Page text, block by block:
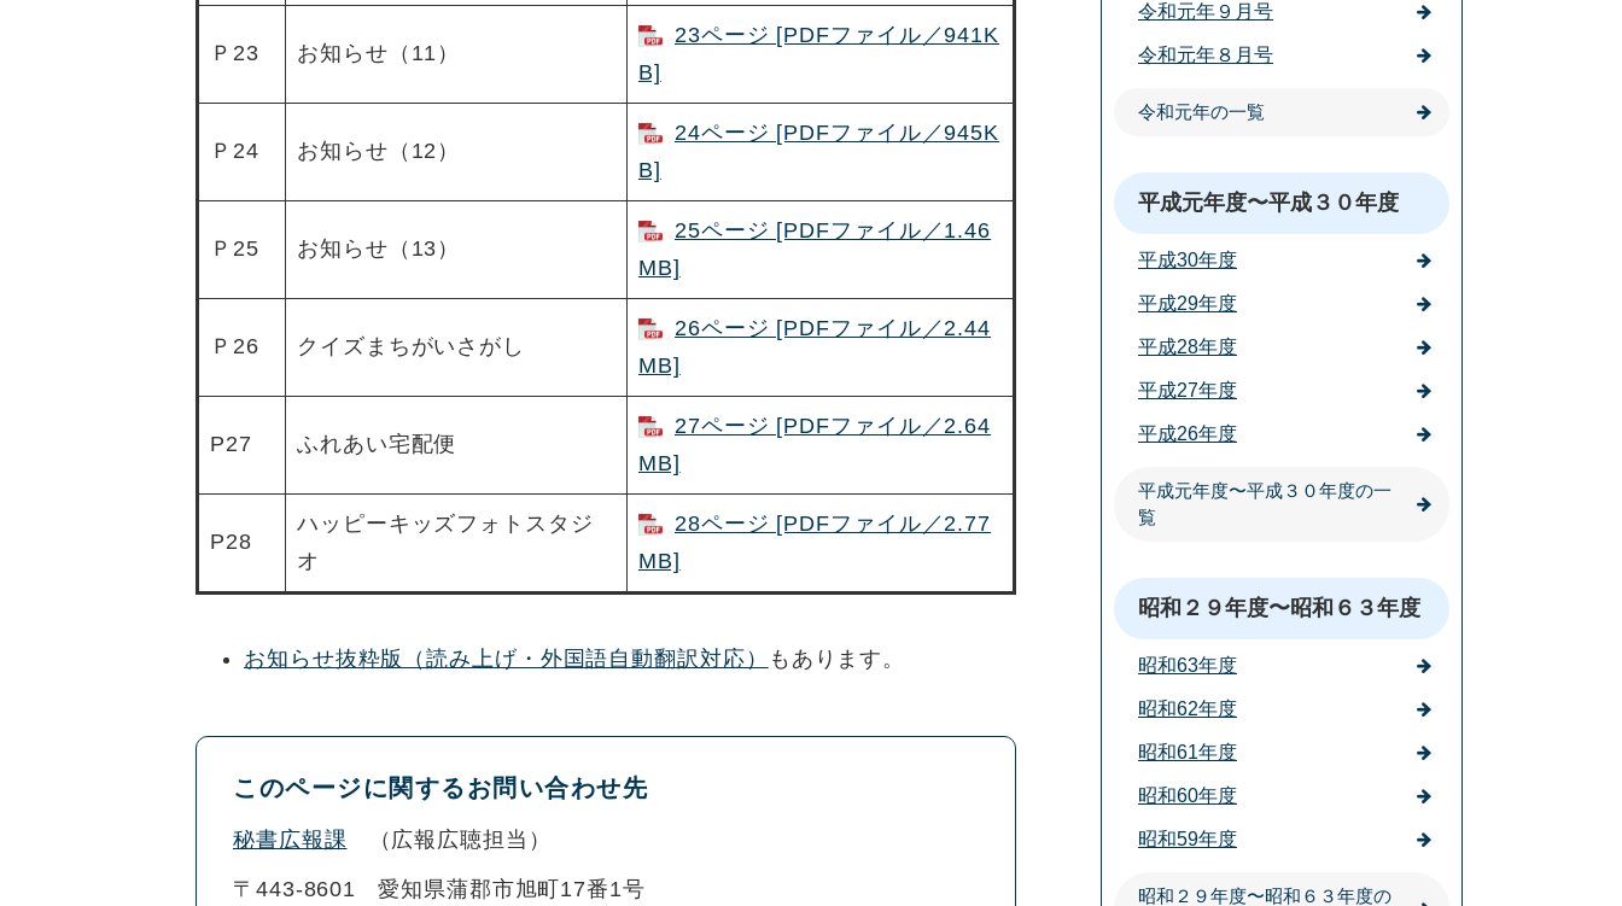
Ｐ23 お知らせ（11）
23ページ [PDFファイル／941K
B]
Ｐ24 お知らせ（12）
24ページ [PDFファイル／945K
B]
Ｐ25 お知らせ（13）
25ページ [PDFファイル／1.46
MB]
Ｐ26 クイズまちがいさがし
26ページ [PDFファイル／2.44
MB]
P27 ふれあい宅配便
27ページ [PDFファイル／2.64
MB]
P28
ハッピーキッズフォトスタジ
オ
28ページ [PDFファイル／2.77
MB]
お知らせ抜粋版（読み上げ・外国語自動翻訳対応） もあります。
このページに関するお問い合わせ先
秘書広報課 広報広聴担当
〒443-8601 愛知県蒲郡市旭町17番1号
令和元年９月号
令和元年８月号
令和元年の一覧
平成元年度〜平成３０年度
平成30年度
平成29年度
平成28年度
平成27年度
平成26年度
平成元年度〜平成３０年度の一
覧
昭和２９年度〜昭和６３年度
昭和63年度
昭和62年度
昭和61年度
昭和60年度
昭和59年度
昭和２９年度〜昭和６３年度の